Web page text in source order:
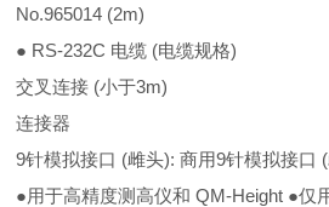
No.965014 (2m)
● RS-232C 电缆 (电缆规格)
交叉连接 (小于3m)
连接器
9针模拟接口 (雌头): 商用9针模拟接口
●用于高精度测高仪和 QM-Height ●仅